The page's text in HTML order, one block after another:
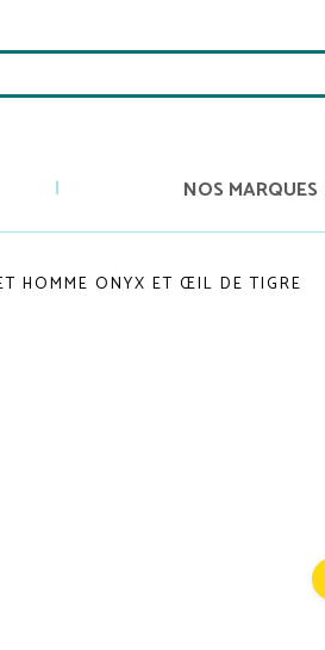
NOS MARQUES
HOMME ONYX ET ŒIL DE TIGRE